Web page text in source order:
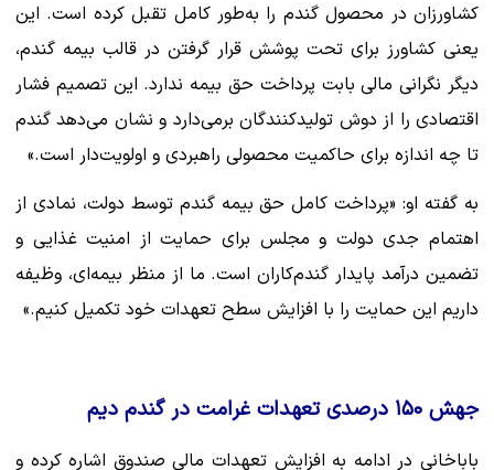
کشاورزان در محصول گندم را به‌طور کامل تقبل کرده است. این
یعنی کشاورز برای تحت پوشش قرار گرفتن در قالب بیمه گندم،
دیگر نگرانی مالی بابت پرداخت حق بیمه ندارد. این تصمیم فشار
اقتصادی را از دوش تولیدکنندگان برمی‌دارد و نشان می‌دهد گندم
تا چه اندازه برای حاکمیت محصولی راهبردی و اولویت‌دار است.»
به گفته او: «پرداخت کامل حق بیمه گندم توسط دولت، نمادی از
اهتمام جدی دولت و مجلس برای حمایت از امنیت غذایی و
تضمین درآمد پایدار گندم‌کاران است. ما از منظر بیمه‌ای، وظیفه
داریم این حمایت را با افزایش سطح تعهدات خود تکمیل کنیم.»
جهش ۱۵۰ درصدی تعهدات غرامت در گندم دیم
باباخانی در ادامه به افزایش تعهدات مالی صندوق اشاره کرده و